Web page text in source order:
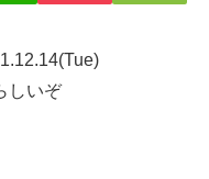
しいぞ